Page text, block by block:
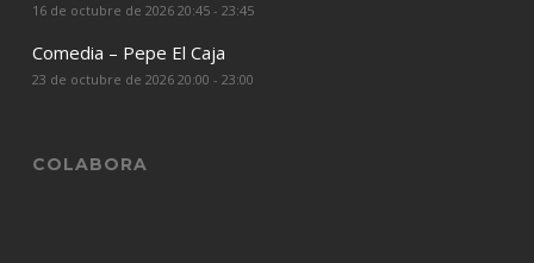
16 de octubre de 2026 20:45 - 23:45
Comedia – Pepe El Caja
23 de octubre de 2026 20:00 - 23:00
COLABORA